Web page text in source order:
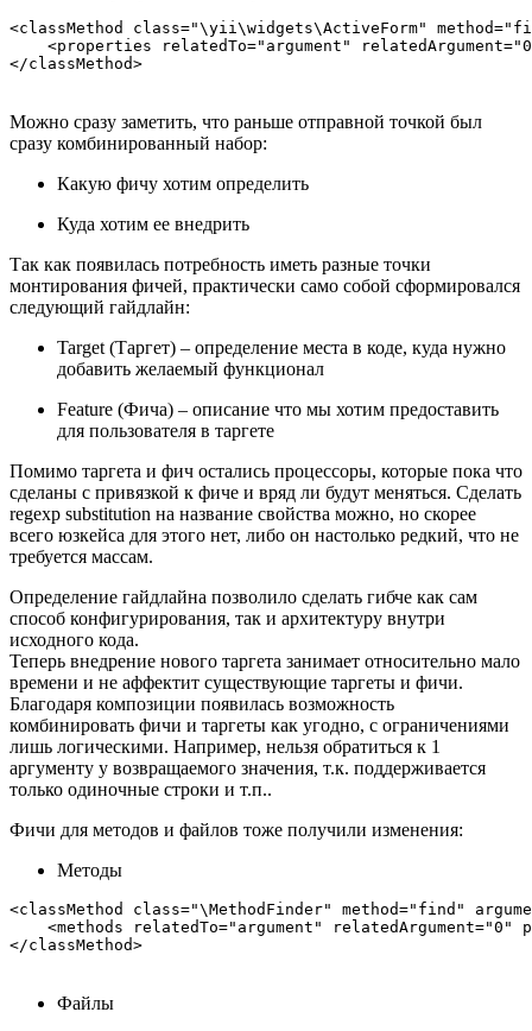
<classMethod class="\yii\widgets\ActiveForm"
<properties relatedTo="argument"
Можно сразу заметить, что раньше отправной точкой был
сразу комбинированный набор:
Какую фичу хотим определить
Куда хотим ее внедрить
Так как появилась потребность иметь разные точки
монтирования фичей, практически само собой сформировался
следующий гайдлайн:
Target (Таргет) – определение места в коде, куда нужно
добавить желаемый функционал
Feature (Фича) – описание что мы хотим предоставить
для пользователя в таргете
Помимо таргета и фич остались процессоры, которые пока что
сделаны с привязкой к фиче и вряд ли будут меняться. Сделать
regexp substitution на название свойства можно, но скорее
всего юзкейса для этого нет, либо он настолько редкий, что не
требуется массам.
Определение гайдлайна позволило сделать гибче как сам
способ конфигурирования, так и архитектуру внутри
исходного кода.
Теперь внедрение нового таргета занимает относительно мало
времени и не аффектит существующие таргеты и фичи.
Благодаря композиции появилась возможность
комбинировать фичи и таргеты как угодно, с ограничениями
лишь логическими. Например, нельзя обратиться к 1
аргументу у возвращаемого значения, т.к. поддерживается
только одиночные строки и т.п..
Фичи для методов и файлов тоже получили изменения:
Методы
<classMethod class="\MethodFinder" method="find"
<methods relatedTo="argument"
Файлы